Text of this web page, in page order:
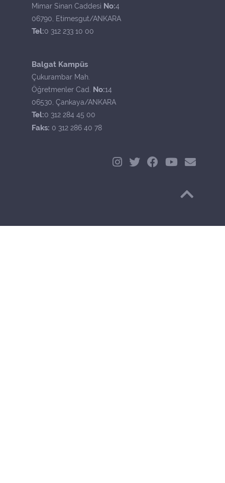
Mimar Sinan Caddesi No:4
06790, Etimesgut/ANKARA
Tel:0 312 233 10 00
Balgat Kampüs
Çukurambar Mah.
Öğretmenler Cad. No:14
06530, Çankaya/ANKARA
Tel:0 312 284 45 00
Faks: 0 312 286 40 78